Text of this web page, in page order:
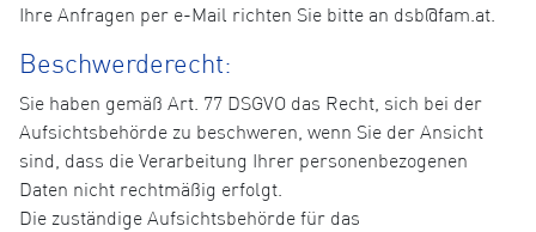
Ihre Anfragen per e-Mail richten Sie bitte an dsb@fam.at.
Beschwerderecht:
Sie haben gemäß Art. 77 DSGVO das Recht, sich bei der
Aufsichtsbehörde zu beschweren, wenn Sie der Ansicht
sind, dass die Verarbeitung Ihrer personenbezogenen
Daten nicht rechtmäßig erfolgt.
Die zuständige Aufsichtsbehörde für das